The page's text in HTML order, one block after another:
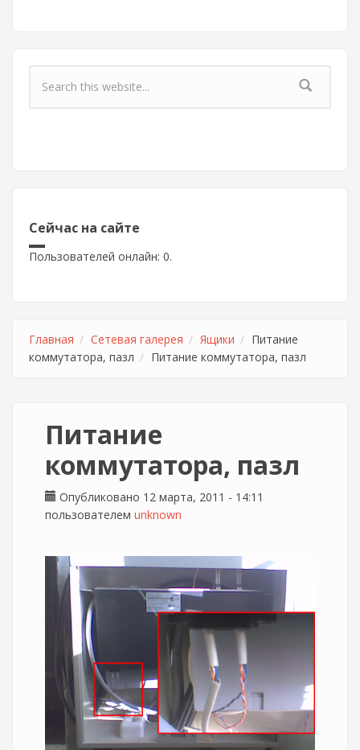
Форма поиска
Сейчас на сайте
Пользователей онлайн: 0.
Главная Сетевая галерея Ящики
Питание
коммутатора, пазл
Питание коммутатора, пазл
Питание
коммутатора, пазл
Опубликовано 12 марта, 2011 - 14:11
пользователем unknown